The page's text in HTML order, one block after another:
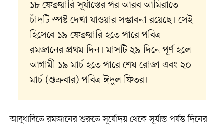
১৮ ফেব্রুয়ারি সূর্যাস্তের পর আরব আমিরাতে
চাঁদটি স্পষ্ট দেখা যাওয়ার সম্ভাবনা রয়েছে। সেই
হিসেবে ১৯ ফেব্রুয়ারি হতে পারে পবিত্র
রমজানের প্রথম দিন। মাসটি ২৯ দিনে পূর্ণ হলে
আগামী ১৯ মার্চ হতে পারে শেষ রোজা এবং ২০
মার্চ (শুক্রবার) পবিত্র ঈদুল ফিতর।
আবুধাবিতে রমজানের শুরুতে সূর্যোদয় থেকে সূর্যাস্ত পর্যন্ত দিনের